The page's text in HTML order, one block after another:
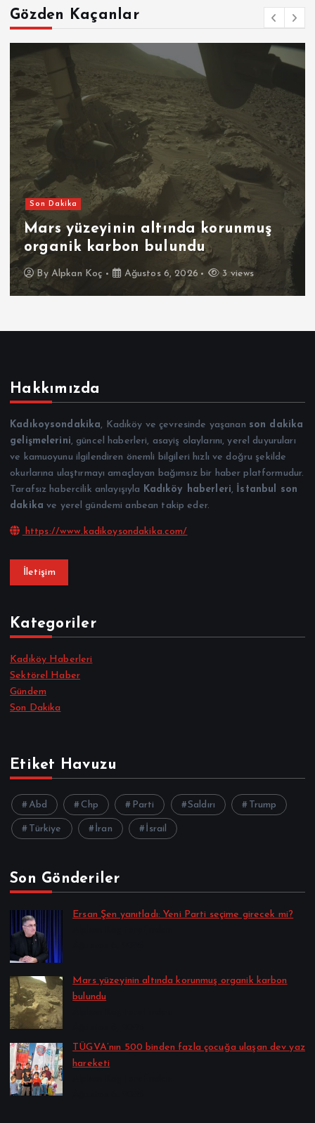
Gözden Kaçanlar
Son Dakika
Mars yüzeyinin altında korunmuş
organik karbon bulundu
By Alpkan Koç Ağustos 6, 2026 3 views
Hakkımızda
Kadıkoysondakika, Kadıköy ve çevresinde yaşanan son dakika
gelişmelerini, güncel haberleri, asayiş olaylarını, yerel duyuruları
ve kamuoyunu ilgilendiren önemli bilgileri hızlı ve doğru şekilde
okurlarına ulaştırmayı amaçlayan bağımsız bir haber platformudur.
Tarafsız habercilik anlayışıyla Kadıköy haberleri,
İstanbul son
dakika ve yerel gündemi anbean takip eder.
https://www.kadikoysondakika.com/
İletişim
Kategoriler
Kadıköy Haberleri
Sektörel Haber
Gündem
Son Dakika
Etiket Havuzu
Abd Chp Parti Saldırı Trump
Türkiye İran İsrail
Son Gönderiler
Ersan Şen yanıtladı: Yeni Parti seçime girecek mi?
Mars yüzeyinin altında korunmuş organik karbon
bulundu
TÜGVA’nın 500 binden fazla çocuğa ulaşan dev yaz
hareketi